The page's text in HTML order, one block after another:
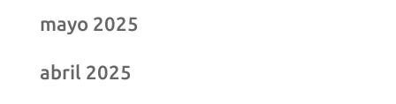
mayo 2025
abril 2025